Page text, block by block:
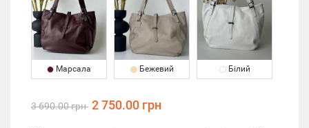
Марсала Бежевий Білий
3 690.00 грн 2 750.00 грн